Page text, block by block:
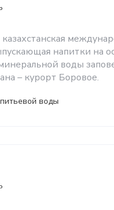
напитки на
воды
– курорт Боровое.
воды